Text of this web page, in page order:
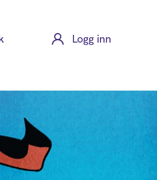
Logg inn